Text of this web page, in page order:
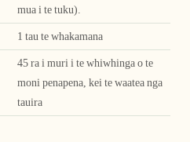
mua i te tuku).
1 tau te whakamana
45 ra i muri i te whiwhinga o te
moni penapena, kei te waatea nga
tauira